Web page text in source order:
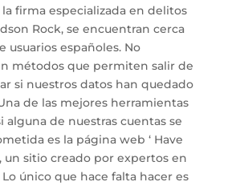
firma especializada en delitos
Rock, se encuentran cerca
usuarios españoles. No
métodos que permiten salir de
si nuestros datos han quedado
de las mejores herramientas
alguna de nuestras cuentas se
es la página web ‘ Have
un sitio creado por expertos en
único que hace falta hacer es